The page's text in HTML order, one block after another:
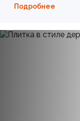
Подробнее